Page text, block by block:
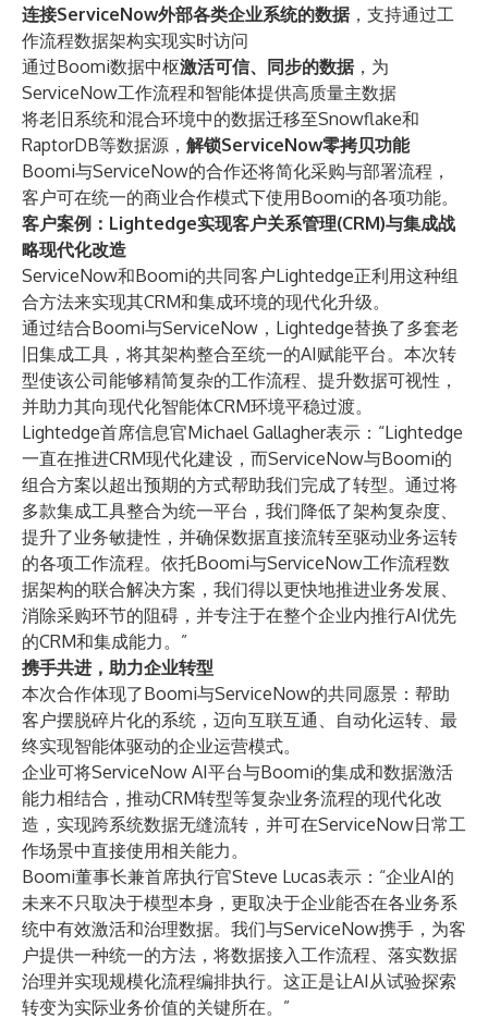
连接ServiceNow外部各类企业系统的数据，支持通过工
作流程数据架构实现实时访问
通过Boomi数据中枢激活可信、同步的数据，为
ServiceNow工作流程和智能体提供高质量主数据
将老旧系统和混合环境中的数据迁移至Snowflake和
RaptorDB等数据源， 解锁ServiceNow零拷贝功能
Boomi与ServiceNow的合作还将简化采购与部署流程，
客户可在统一的商业合作模式下使用Boomi的各项功能。
客户案例：Lightedge实现客户关系管理(CRM)与集成战
略现代化改造
ServiceNow和Boomi的共同客户Lightedge正利用这种组
合方法来实现其CRM和集成环境的现代化升级。
通过结合Boomi与ServiceNow，Lightedge替换了多套老
旧集成工具，将其架构整合至统一的AI赋能平台。本次转
型使该公司能够精简复杂的工作流程、提升数据可视性，
并助力其向现代化智能体CRM环境平稳过渡。
Lightedge首席信息官Michael Gallagher表示：“Lightedge
一直在推进CRM现代化建设，而ServiceNow与Boomi的
组合方案以超出预期的方式帮助我们完成了转型。通过将
多款集成工具整合为统一平台，我们降低了架构复杂度、
提升了业务敏捷性，并确保数据直接流转至驱动业务运转
的各项工作流程。依托Boomi与ServiceNow工作流程数
据架构的联合解决方案，我们得以更快地推进业务发展、
消除采购环节的阻碍，并专注于在整个企业内推行AI优先
的CRM和集成能力。”
携手共进，助力企业转型
本次合作体现了Boomi与ServiceNow的共同愿景：帮助
客户摆脱碎片化的系统，迈向互联互通、自动化运转、最
终实现智能体驱动的企业运营模式。
企业可将ServiceNow AI平台与Boomi的集成和数据激活
能力相结合，推动CRM转型等复杂业务流程的现代化改
造，实现跨系统数据无缝流转，并可在ServiceNow日常工
作场景中直接使用相关能力。
Boomi董事长兼首席执行官Steve Lucas表示：“企业AI的
未来不只取决于模型本身，更取决于企业能否在各业务系
统中有效激活和治理数据。我们与ServiceNow携手，为客
户提供一种统一的方法，将数据接入工作流程、落实数据
治理并实现规模化流程编排执行。这正是让AI从试验探索
转变为实际业务价值的关键所在。”